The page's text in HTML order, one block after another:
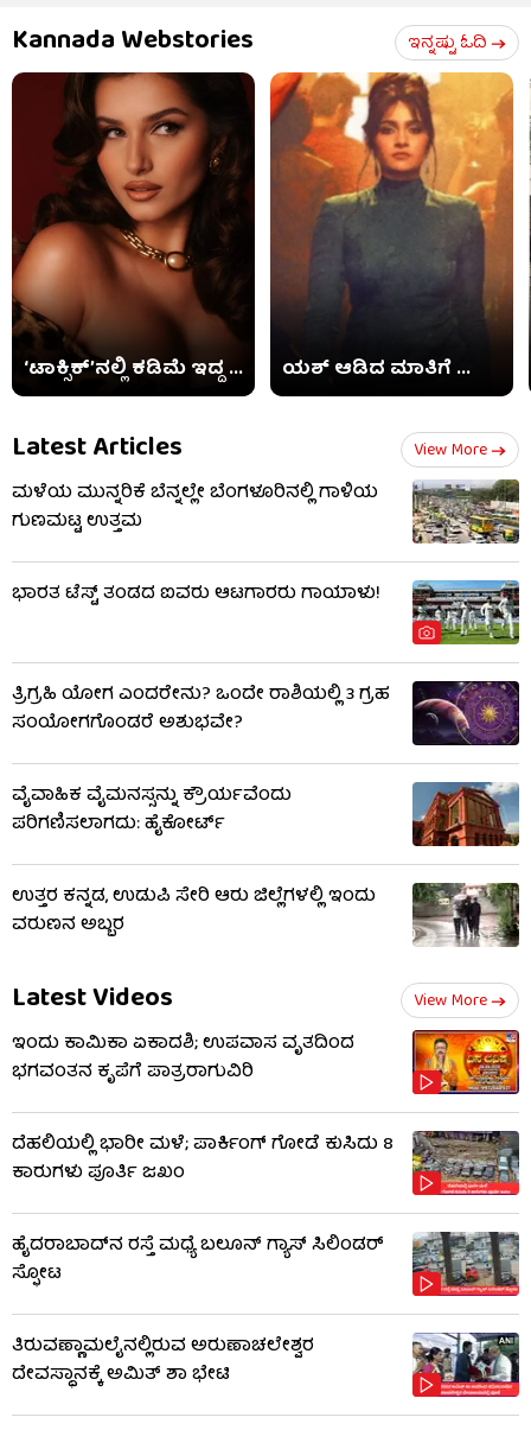
Kannada Webstories ಇನ್ನಷ್ಟು ಓದಿ
‘ಟಾಕ್ಸಿಕ್​’ನಲ್ಲಿ ಕಡಿಮೆ ಇದ್ದ ... ಯಶ್ ಆಡಿದ ಮಾತಿಗೆ ...
Latest Articles View More
ಮಳೆಯ ಮುನ್ನರಿಕೆ ಬೆನ್ನಲ್ಲೇ ಬೆಂಗಳೂರಿನಲ್ಲಿ ಗಾಳಿಯ
ಗುಣಮಟ್ಟ ಉತ್ತಮ
ಭಾರತ ಟೆಸ್ಟ್ ತಂಡದ ಐವರು ಆಟಗಾರರು ಗಾಯಾಳು!
ತ್ರಿಗ್ರಹಿ ಯೋಗ ಎಂದರೇನು? ಒಂದೇ ರಾಶಿಯಲ್ಲಿ 3 ಗ್ರಹ
ಸಂಯೋಗಗೊಂಡರೆ ಅಶುಭವೇ?
ವೈವಾಹಿಕ ವೈಮನಸ್ಸನ್ನು ಕ್ರೌರ್ಯವೆಂದು
ಪರಿಗಣಿಸಲಾಗದು: ಹೈಕೋರ್ಟ್
ಉತ್ತರ ಕನ್ನಡ, ಉಡುಪಿ ಸೇರಿ ಆರು ಜಿಲ್ಲೆಗಳಲ್ಲಿ ಇಂದು
ವರುಣನ ಅಬ್ಬರ
Latest Videos View More
ಇಂದು ಕಾಮಿಕಾ ಏಕಾದಶಿ; ಉಪವಾಸ ವೃತದಿಂದ
ಭಗವಂತನ ಕೃಪೆಗೆ ಪಾತ್ರರಾಗುವಿರಿ
ದೆಹಲಿಯಲ್ಲಿ ಭಾರೀ ಮಳೆ; ಪಾರ್ಕಿಂಗ್ ಗೋಡೆ ಕುಸಿದು 8
ಕಾರುಗಳು ಪೂರ್ತಿ ಜಖಂ
ಹೈದರಾಬಾದ್​ನ ರಸ್ತೆ ಮಧ್ಯೆ ಬಲೂನ್ ಗ್ಯಾಸ್ ಸಿಲಿಂಡರ್
ಸ್ಫೋಟ
ತಿರುವಣ್ಣಾಮಲೈನಲ್ಲಿರುವ ಅರುಣಾಚಲೇಶ್ವರ
ದೇವಸ್ಥಾನಕ್ಕೆ ಅಮಿತ್ ಶಾ ಭೇಟಿ